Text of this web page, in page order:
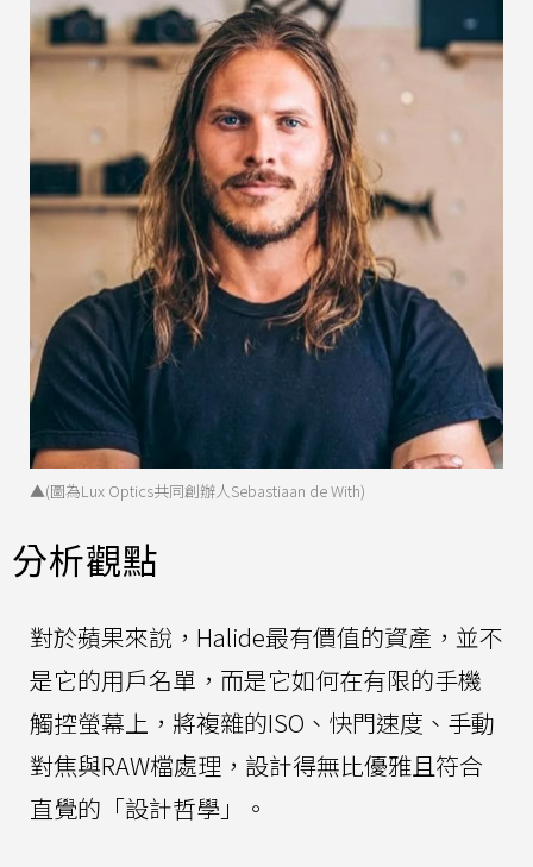
▲(圖為Lux Optics共同創辦人Sebastiaan de With)
分析觀點
對於蘋果來說，Halide最有價值的資產，並不
是它的用戶名單，而是它如何在有限的手機
觸控螢幕上，將複雜的ISO、快門速度、手動
對焦與RAW檔處理，設計得無比優雅且符合
直覺的「設計哲學」。